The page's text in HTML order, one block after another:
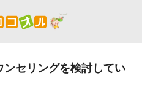
セリングを検討してい